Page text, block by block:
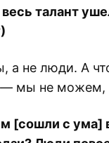
талант
а не люди. А
— мы не можем,
[сошли с ума]